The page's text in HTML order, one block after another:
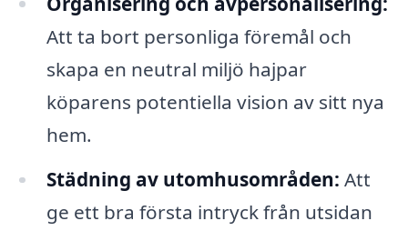
Att ta bort personliga föremål och
skapa en neutral miljö hajpar
köparens potentiella vision av sitt nya
hem.
Städning av utomhusområden: Att
ge ett bra första intryck från utsidan